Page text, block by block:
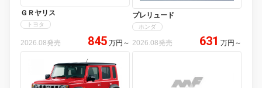
ＧＲヤリス
トヨタ
2026.08発売 845 万円 ～
プレリュード
ホンダ
2026.08発売 631 万円 ～